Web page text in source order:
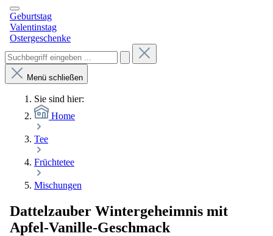
Geburtstag
Valentinstag
Ostergeschenke
Menü schließen
Sie sind hier:
Home
Tee
Früchtetee
Mischungen
Dattelzauber Wintergeheimnis mit
Apfel-Vanille-Geschmack